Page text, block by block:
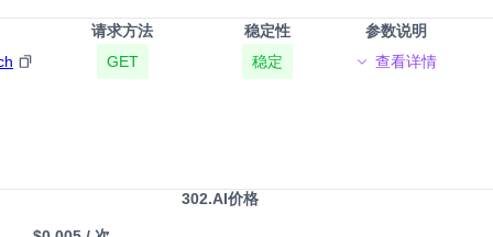
请求方法 稳定性
参数说明
GET 稳定 查看详情
302.AI价格